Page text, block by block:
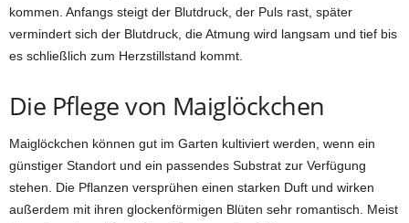
kommen. Anfangs steigt der Blutdruck, der Puls rast, später
vermindert sich der Blutdruck, die Atmung wird langsam und tief bis
es schließlich zum Herzstillstand kommt.
Die Pflege von Maiglöckchen
Maiglöckchen können gut im Garten kultiviert werden, wenn ein
günstiger Standort und ein passendes Substrat zur Verfügung
stehen. Die Pflanzen versprühen einen starken Duft und wirken
außerdem mit ihren glockenförmigen Blüten sehr romantisch. Meist